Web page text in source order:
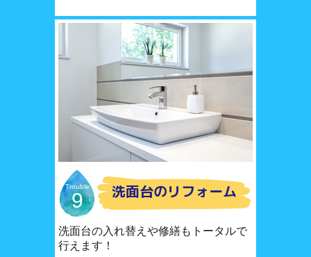
Trouble
9 洗面台のリフォーム
洗面台の入れ替えや修繕もトータルで
行えます！